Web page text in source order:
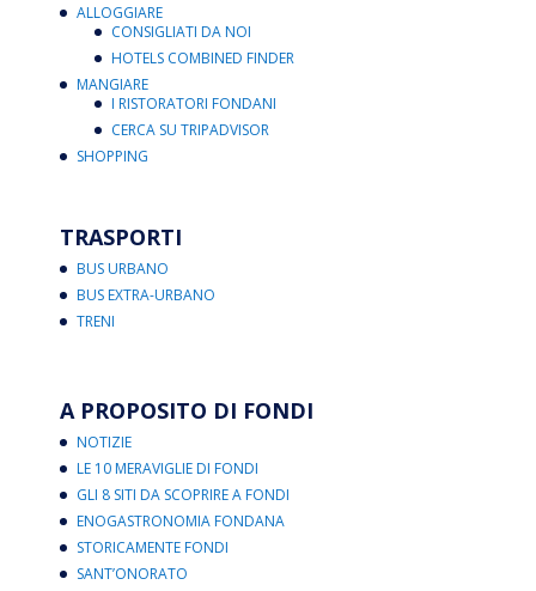
ALLOGGIARE
CONSIGLIATI DA NOI
HOTELS COMBINED FINDER
MANGIARE
I RISTORATORI FONDANI
CERCA SU TRIPADVISOR
SHOPPING
TRASPORTI
BUS URBANO
BUS EXTRA-URBANO
TRENI
A PROPOSITO DI FONDI
NOTIZIE
LE 10 MERAVIGLIE DI FONDI
GLI 8 SITI DA SCOPRIRE A FONDI
ENOGASTRONOMIA FONDANA
STORICAMENTE FONDI
SANT’ONORATO